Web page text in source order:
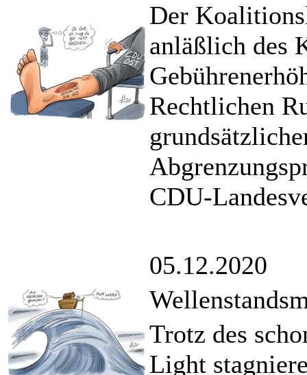
Der
anläßlich des
Rechtlichen
CDU-
05.12.2020
Trotz des
Light